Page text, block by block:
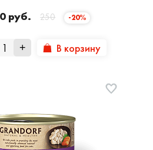
руб. 250 -20%
+ В корзину